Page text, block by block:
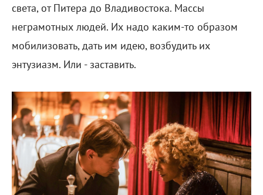
света, от Питера до Владивостока. Массы
неграмотных людей. Их надо каким-то образом
мобилизовать, дать им идею, возбудить их
энтузиазм. Или - заставить.